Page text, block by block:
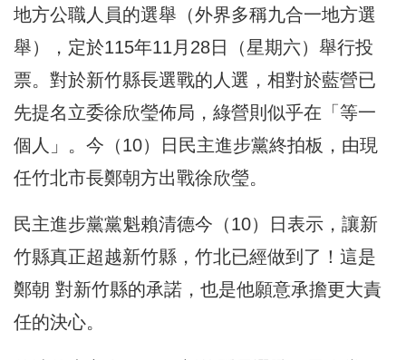
地方公職人員的選舉（外界多稱九合一地方選
舉），定於115年11月28日（星期六）舉行投
票。對於新竹縣長選戰的人選，相對於藍營已
先提名立委徐欣瑩佈局，綠營則似乎在「等一
個人」。今（10）日民主進步黨終拍板，由現
任竹北市長鄭朝方出戰徐欣瑩。
民主進步黨黨魁賴清德今（10）日表示，讓新
竹縣真正超越新竹縣，竹北已經做到了！這是
鄭朝 對新竹縣的承諾，也是他願意承擔更大責
任的決心。